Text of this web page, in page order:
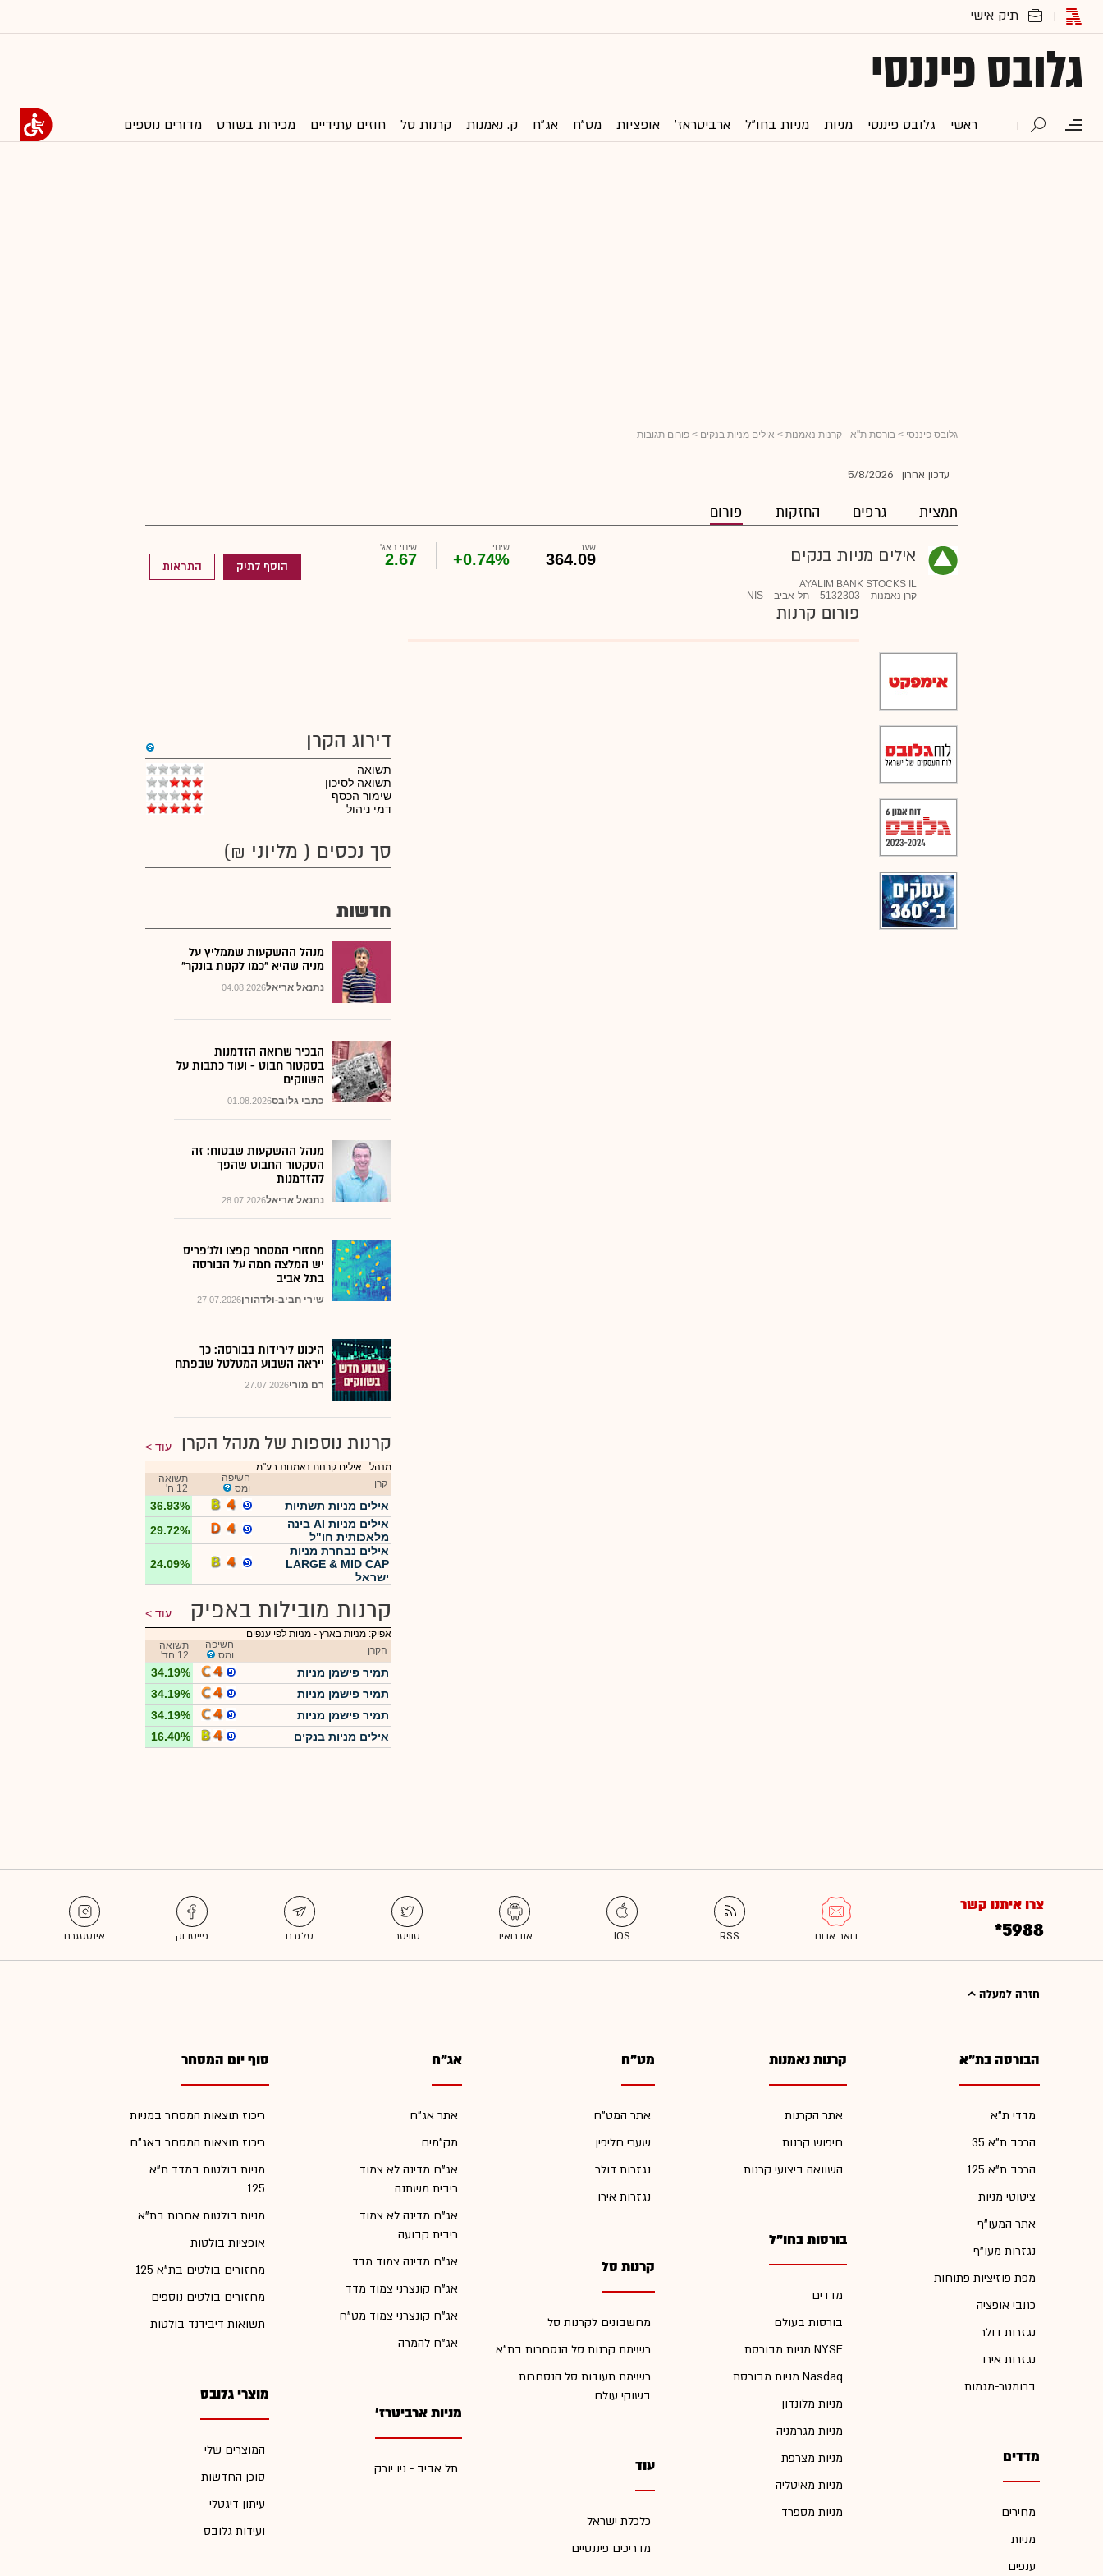
גלובס פיננסי
ראשי גלובס פיננסי מניות מניות בחו"ל ארביטראז' אופציות מט"ח אג"ח ק. נאמנות קרנות סל חוזים עתידיים מכירות בשורט מדורים נוספים
גלובס פיננסי > בורסת ת"א - קרנות נאמנות > אילים מניות בנקים > פורום תגובות
עדכון אחרון 5/8/2026
תמצית גרפים החזקות פורום
אילים מניות בנקים
AYALIM BANK STOCKS IL
קרן נאמנות
5132303 תל-אביב NIS
שער
364.09
שינוי
+0.74%
שינוי באג'
2.67 הוסף לתיק התראות
פורום קרנות
דירוג הקרן
תשואה
תשואה לסיכון
שימור הכסף
דמי ניהול
סך נכסים ( מליוני ₪)
חדשות
מנהל ההשקעות שממליץ על
מניה שהיא "כמו לקנות בונקר"
04.08.2026נתנאל אריאל
הבכיר שרואה הזדמנות
בסקטור חבוט - ועוד כתבות על
השווקים
01.08.2026כתבי גלובס
מנהל ההשקעות שבטוח: זה
הסקטור החבוט שהפך
להזדמנות
28.07.2026נתנאל אריאל
מחזורי המסחר קפצו ולג'פריס
יש המלצה חמה על הבורסה
בתל אביב
27.07.2026שירי חביב-ולדהורן
היכונו לירידות בבורסה: כך
ייראה השבוע המטלטל שבפתח
27.07.2026רם מורי
קרנות נוספות של מנהל הקרן עוד
מנהל : אילים קרנות נאמנות בע"מ
קרן
חשיפה
ומס
תשואה
12 ח'
אילים מניות תשתיות
36.93%
אילים מניות AI בינה
מלאכותית חו"ל
29.72%
אילים נבחרת מניות
LARGE & MID CAP
ישראל
24.09%
קרנות מובילות באפיק עוד
אפיק: מניות בארץ - מניות לפי ענפים
הקרן
חשיפה
ומס
תשואה
12 חד'
תמיר פישמן מניות
34.19%
תמיר פישמן מניות
34.19%
תמיר פישמן מניות
34.19%
אילים מניות בנקים
16.40%
צרו איתנו קשר
*5988
חזרה למעלה
הבורסה בת"א
מדדי ת"א
הרכב ת"א 35
הרכב ת"א 125
ציטוטי מניות
אתר המעו"ף
נגזרות מעו"ף
מפת פוזיציות פתוחות
כתבי אופציה
נגזרות דולר
נגזרות אירו
ברומטר-מגמות
מדדים
מחירים
מניות
ענפים
קרנות נאמנות
אתר הקרנות
חיפוש קרנות
השוואה ביצועי קרנות
בורסות בחו"ל
מדדים
בורסות בעולם
מניות מבורסת NYSE
מניות מבורסת Nasdaq
מניות מלונדון
מניות מגרמניה
מניות מצרפת
מניות מאיטליה
מניות מספרד
מט"ח
אתר המט"ח
שערי חליפין
נגזרות דולר
נגזרות אירו
קרנות סל
מחשבונים לקרנות סל
רשימת קרנות סל הנסחרות בת"א
רשימת תעודות סל הנסחרות
בשוקי עולם
עוד
כלכלת ישראל
מדריכים פיננסיים
אג"ח
אתר אג"ח
מק"מים
אג"ח מדינה לא צמוד
ריבית משתנה
אג"ח מדינה לא צמוד
ריבית קבועה
אג"ח מדינה צמוד מדד
אג"ח קונצרני צמוד מדד
אג"ח קונצרני צמוד מט"ח
אג"ח להמרה
מניות ארביטרז'
תל אביב - ניו יורק
סוף יום המסחר
ריכוז תוצאות המסחר במניות
ריכוז תוצאות המסחר באג"ח
מניות בולטות במדד ת"א
125
מניות בולטות אחרות בת"א
אופציות בולטות
מחזורים בולטים בת"א 125
מחזורים בולטים נוספים
תשואות דיבידנד בולטות
מוצרי גלובס
המוצרים שלי
סוכן החדשות
עיתון דיגטלי
ועידות גלובס